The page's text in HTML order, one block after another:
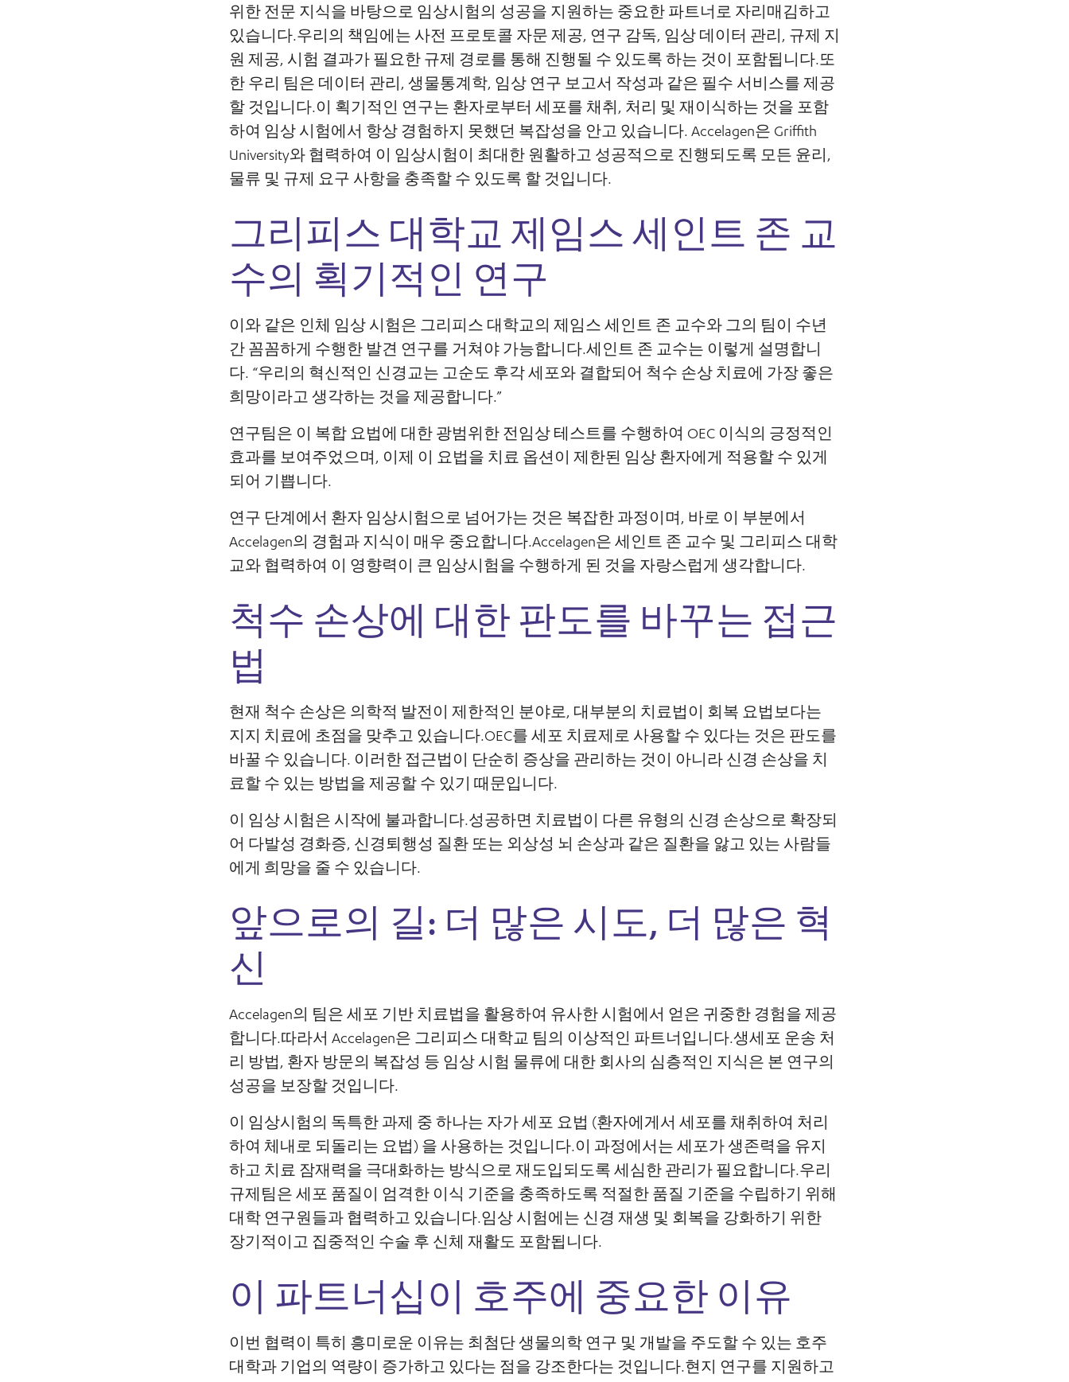
위한 전문 지식을 바탕으로 임상시험의 성공을 지원하는 중요한 파트너로 자리매김하고
있습니다.우리의 책임에는 사전 프로토콜 자문 제공, 연구 감독, 임상 데이터 관리, 규제 지
원 제공, 시험 결과가 필요한 규제 경로를 통해 진행될 수 있도록 하는 것이 포함됩니다.또
한 우리 팀은 데이터 관리, 생물통계학, 임상 연구 보고서 작성과 같은 필수 서비스를 제공
할 것입니다.이 획기적인 연구는 환자로부터 세포를 채취, 처리 및 재이식하는 것을 포함
하여 임상 시험에서 항상 경험하지 못했던 복잡성을 안고 있습니다. Accelagen은 Griffith
University와 협력하여 이 임상시험이 최대한 원활하고 성공적으로 진행되도록 모든 윤리,
물류 및 규제 요구 사항을 충족할 수 있도록 할 것입니다.
그리피스 대학교 제임스 세인트 존 교
수의 획기적인 연구
이와 같은 인체 임상 시험은 그리피스 대학교의 제임스 세인트 존 교수와 그의 팀이 수년
간 꼼꼼하게 수행한 발견 연구를 거쳐야 가능합니다.세인트 존 교수는 이렇게 설명합니
다. “우리의 혁신적인 신경교는 고순도 후각 세포와 결합되어 척수 손상 치료에 가장 좋은
희망이라고 생각하는 것을 제공합니다.”
연구팀은 이 복합 요법에 대한 광범위한 전임상 테스트를 수행하여 OEC 이식의 긍정적인
효과를 보여주었으며, 이제 이 요법을 치료 옵션이 제한된 임상 환자에게 적용할 수 있게
되어 기쁩니다.
연구 단계에서 환자 임상시험으로 넘어가는 것은 복잡한 과정이며, 바로 이 부분에서
Accelagen의 경험과 지식이 매우 중요합니다.Accelagen은 세인트 존 교수 및 그리피스 대학
교와 협력하여 이 영향력이 큰 임상시험을 수행하게 된 것을 자랑스럽게 생각합니다.
척수 손상에 대한 판도를 바꾸는 접근
법
현재 척수 손상은 의학적 발전이 제한적인 분야로, 대부분의 치료법이 회복 요법보다는
지지 치료에 초점을 맞추고 있습니다.OEC를 세포 치료제로 사용할 수 있다는 것은 판도를
바꿀 수 있습니다. 이러한 접근법이 단순히 증상을 관리하는 것이 아니라 신경 손상을 치
료할 수 있는 방법을 제공할 수 있기 때문입니다.
이 임상 시험은 시작에 불과합니다.성공하면 치료법이 다른 유형의 신경 손상으로 확장되
어 다발성 경화증, 신경퇴행성 질환 또는 외상성 뇌 손상과 같은 질환을 앓고 있는 사람들
에게 희망을 줄 수 있습니다.
앞으로의 길: 더 많은 시도, 더 많은 혁
신
Accelagen의 팀은 세포 기반 치료법을 활용하여 유사한 시험에서 얻은 귀중한 경험을 제공
합니다.따라서 Accelagen은 그리피스 대학교 팀의 이상적인 파트너입니다.생세포 운송 처
리 방법, 환자 방문의 복잡성 등 임상 시험 물류에 대한 회사의 심층적인 지식은 본 연구의
성공을 보장할 것입니다.
이 임상시험의 독특한 과제 중 하나는 자가 세포 요법 (환자에게서 세포를 채취하여 처리
하여 체내로 되돌리는 요법) 을 사용하는 것입니다.이 과정에서는 세포가 생존력을 유지
하고 치료 잠재력을 극대화하는 방식으로 재도입되도록 세심한 관리가 필요합니다.우리
규제팀은 세포 품질이 엄격한 이식 기준을 충족하도록 적절한 품질 기준을 수립하기 위해
대학 연구원들과 협력하고 있습니다.임상 시험에는 신경 재생 및 회복을 강화하기 위한
장기적이고 집중적인 수술 후 신체 재활도 포함됩니다.
이 파트너십이 호주에 중요한 이유
이번 협력이 특히 흥미로운 이유는 최첨단 생물의학 연구 및 개발을 주도할 수 있는 호주
대학과 기업의 역량이 증가하고 있다는 점을 강조한다는 것입니다.현지 연구를 지원하고